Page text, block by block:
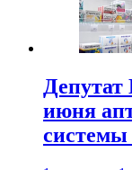
июня
системы